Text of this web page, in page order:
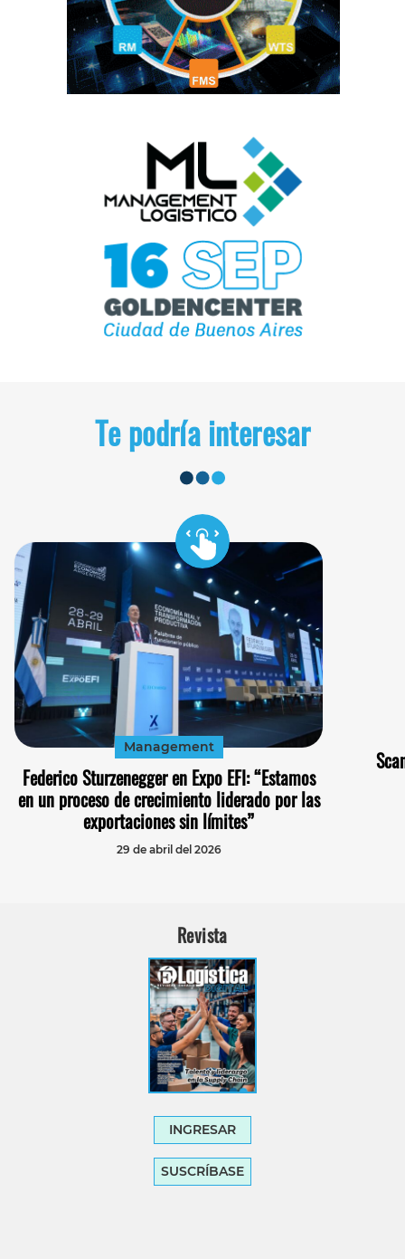
Te podría interesar
Management
Federico Sturzenegger en Expo EFI: “Estamos
en un proceso de crecimiento liderado por las
exportaciones sin límites”
29 de abril del 2026
Revista
INGRESAR
SUSCRÍBASE